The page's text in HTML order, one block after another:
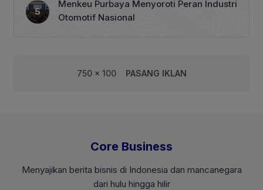
Menkeu Purbaya Menyoroti Peran Industri
Otomotif Nasional
750 x 100 PASANG IKLAN
Core Business
Menyajikan berita bisnis di Indonesia dan mancanegara
dari hulu hingga hilir